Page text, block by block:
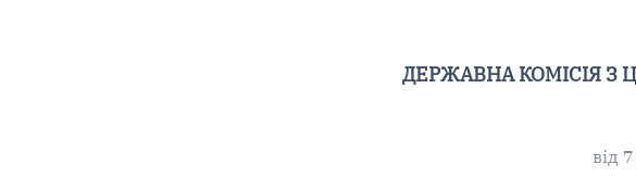
ДЕРЖАВНА КОМІСІЯ З
від